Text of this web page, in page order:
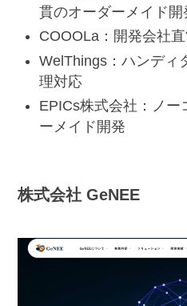
貫のオーダーメイド開
COOOLa：開発会社
WelThings：ハンディ
理対応
EPICs株式会社：ノー
ーメイド開発
株式会社 GeNEE